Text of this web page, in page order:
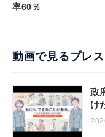
率60％
動画で見るプレ
政
け